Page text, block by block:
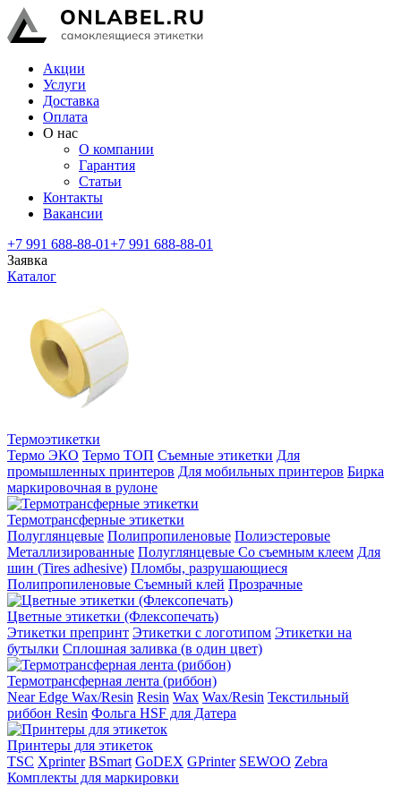
Акции
Услуги
Доставка
Оплата
О нас
О компании
Гарантия
Статьи
Контакты
Вакансии
+7 991 688-88-01+7 991 688-88-01
Заявка
Каталог
Термоэтикетки
Термо ЭКО Термо ТОП Съемные этикетки Для
промышленных принтеров Для мобильных принтеров Бирка
маркировочная в рулоне
Термотрансферные этикетки
Полуглянцевые Полипропиленовые Полиэстеровые
Металлизированные Полуглянцевые Со съемным клеем Для
шин (Tires adhesive) Пломбы, разрушающиеся
Полипропиленовые Съемный клей Прозрачные
Цветные этикетки (Флексопечать)
Этикетки препринт Этикетки с логотипом Этикетки на
бутылки Сплошная заливка (в один цвет)
Термотрансферная лента (риббон)
Near Edge Wax/Resin Resin Wax Wax/Resin Текстильный
риббон Resin Фольга HSF для Датера
Принтеры для этикеток
TSC Xprinter BSmart GoDEX GPrinter SEWOO Zebra
Комплекты для маркировки